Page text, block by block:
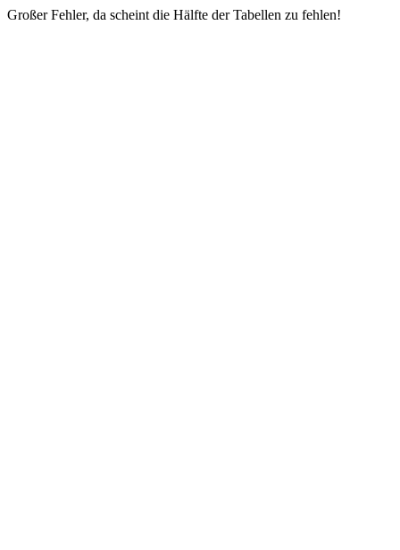
Großer Fehler, da scheint die Hälfte der Tabellen zu fehlen!